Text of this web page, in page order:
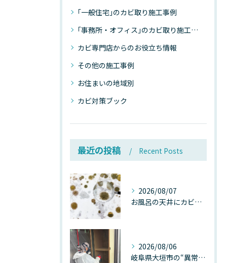
｢一般住宅｣のカビ取り施工事例
｢事務所・オフィス｣のカビ取り施工事例
カビ専門店からのお役立ち情報
その他の施工事例
お住まいの地域別
カビ対策ブック
最近の投稿 Recent Posts
2026/08/07
お風呂の天井にカビが生えたら要注意！2026年8月の猛暑・高湿度で急増する浴室カビの原因と正しい対策
2026/08/06
岐阜県大垣市の“異常に高い気温”が建物内部を腐らせる──深層カビが爆発的に増える本当の理由